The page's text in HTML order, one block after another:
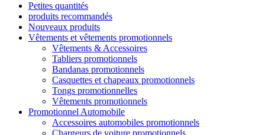
Petites quantités
produits recommandés
Nouveaux produits
Vêtements et vêtements promotionnels
Vêtements & Accessoires
Tabliers promotionnels
Bandanas promotionnels
Casquettes et chapeaux promotionnels
Tongs promotionnelles
Vêtements promotionnels
Promotionnel Automobile
Accessoires automobiles promotionnels
Chargeurs de voiture promotionnels